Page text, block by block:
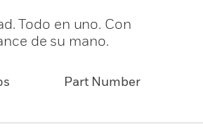
Todo en uno. Con
de su mano.
Part Number